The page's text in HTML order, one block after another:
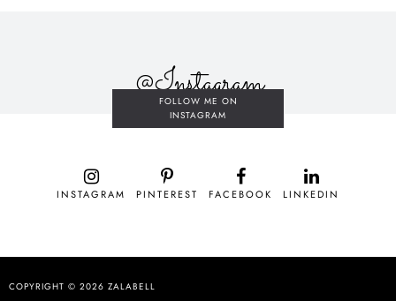
@Instagram
FOLLOW ME ON
INSTAGRAM
INSTAGRAM PINTEREST FACEBOOK LINKEDIN
COPYRIGHT © 2026 ZALABELL